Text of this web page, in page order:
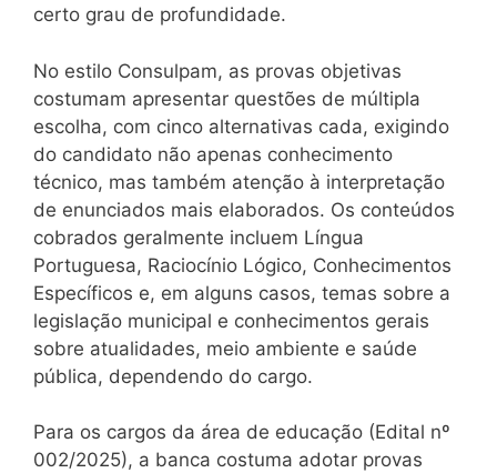
certo grau de profundidade.
No estilo Consulpam, as provas objetivas
costumam apresentar questões de múltipla
escolha, com cinco alternativas cada, exigindo
do candidato não apenas conhecimento
técnico, mas também atenção à interpretação
de enunciados mais elaborados. Os conteúdos
cobrados geralmente incluem Língua
Portuguesa, Raciocínio Lógico, Conhecimentos
Específicos e, em alguns casos, temas sobre a
legislação municipal e conhecimentos gerais
sobre atualidades, meio ambiente e saúde
pública, dependendo do cargo.
Para os cargos da área de educação (Edital nº
002/2025), a banca costuma adotar provas